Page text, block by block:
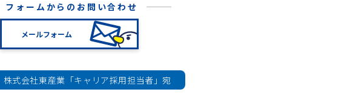
フォームからのお問い合わせ
メールフォーム
株式会社東産業「キャリア採用担当者」宛